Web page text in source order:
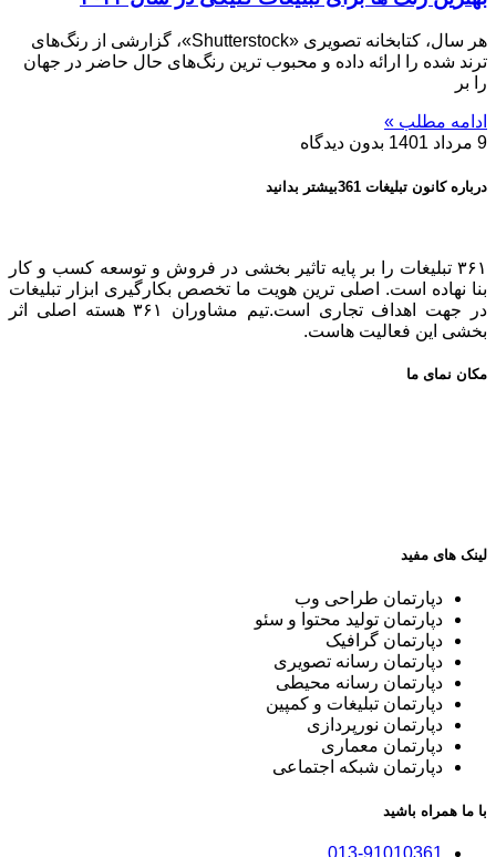
هر سال، کتابخانه تصویری «Shutterstock»، گزارشی از رنگ‌های
ترند شده را ارائه داده و محبوب ترین رنگ‌های حال حاضر در جهان
را بر
ادامه مطلب »
9 مرداد 1401
بدون دیدگاه
درباره کانون تبلیغات 361بیشتر بدانید
۳۶۱ تبلیغات را بر پایه تاثیر بخشی در فروش و توسعه کسب و کار
بنا نهاده است. اصلی ترین هویت ما تخصص بکارگیری ابزار تبلیغات
در جهت اهداف تجاری است.تیم مشاوران ۳۶۱ هسته اصلی اثر
بخشی این فعالیت هاست.
مکان نمای ما
لینک های مفید
دپارتمان طراحی وب
دپارتمان تولید محتوا و سئو
دپارتمان گرافیک
دپارتمان رسانه تصویری
دپارتمان رسانه محیطی
دپارتمان تبلیغات و کمپین
دپارتمان نورپردازی
دپارتمان معماری
دپارتمان شبکه اجتماعی
با ما همراه باشید
013-91010361